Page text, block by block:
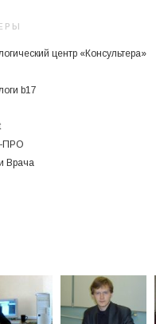
центр «Консультера»
b17
ПРО
Врача